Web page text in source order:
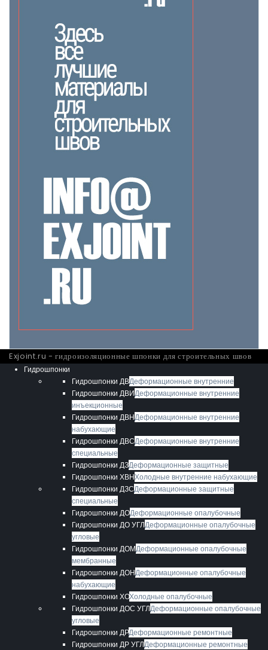
Exjoint.ru - гидроизоляционные шпонки для строительных швов
Гидрошпонки
Гидрошпонки ДВДеформационные внутренние
Гидрошпонки ДВИДеформационные внутренние
инъекционные
Гидрошпонки ДВНДеформационные внутренние
набухающие
Гидрошпонки ДВСДеформационные внутренние
специальные
Гидрошпонки ДЗДеформационные защитные
Гидрошпонки ХВНХолодные внутренние набухающие
Гидрошпонки ДЗСДеформационные защитные
специальные
Гидрошпонки ДОДеформационные опалубочные
Гидрошпонки ДО УГЛДеформационные опалубочные
угловые
Гидрошпонки ДОМДеформационные опалубочные
мембранные
Гидрошпонки ДОНДеформационные опалубочные
набухающие
Гидрошпонки ХОХолодные опалубочные
Гидрошпонки ДОС УГЛДеформационные опалубочные
угловые
Гидрошпонки ДРДеформационные ремонтные
Гидрошпонки ДР УГЛДеформационные ремонтные